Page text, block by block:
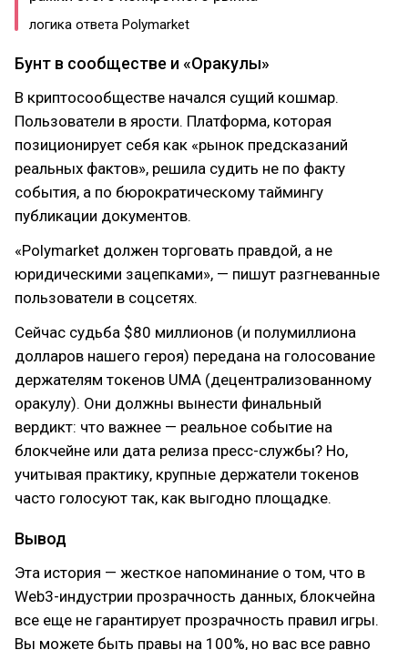
логика ответа Polymarket
Бунт в сообществе и «Оракулы»
В криптосообществе начался сущий кошмар.
Пользователи в ярости. Платформа, которая
позиционирует себя как «рынок предсказаний
реальных фактов», решила судить не по факту
события, а по бюрократическому таймингу
публикации документов.
«Polymarket должен торговать правдой, а не
юридическими зацепками», — пишут разгневанные
пользователи в соцсетях.
Сейчас судьба $80 миллионов (и полумиллиона
долларов нашего героя) передана на голосование
держателям токенов UMA (децентрализованному
оракулу). Они должны вынести финальный
вердикт: что важнее — реальное событие на
блокчейне или дата релиза пресс-службы? Но,
учитывая практику, крупные держатели токенов
часто голосуют так, как выгодно площадке.
Вывод
Эта история — жесткое напоминание о том, что в
Web3-индустрии прозрачность данных, блокчейна
все еще не гарантирует прозрачность правил игры.
Вы можете быть правы на 100%, но вас все равно